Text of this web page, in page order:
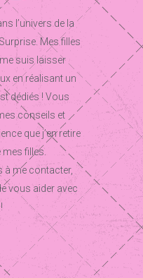
l’univers de la
Mes filles
suis laisser
en réalisant un
dédiés ! Vous
conseils et
que j’en retire
mes filles.
à me contacter,
vous aider avec